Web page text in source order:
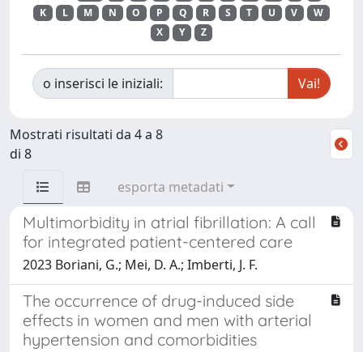
K
L M N O P Q R S T U V
W
X
Y Z
o inserisci le iniziali:
Mostrati risultati da 4 a 8
di 8
esporta metadati
Multimorbidity in atrial fibrillation: A call
for integrated patient-centered care
2023 Boriani, G.; Mei, D. A.; Imberti, J. F.
The occurrence of drug-induced side
effects in women and men with arterial
hypertension and comorbidities